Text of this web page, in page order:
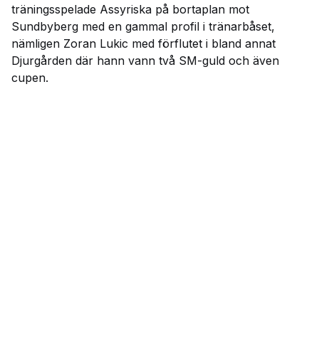
träningsspelade Assyriska på bortaplan mot
Sundbyberg med en gammal profil i tränarbåset,
nämligen Zoran Lukic med förflutet i bland annat
Djurgården där hann vann två SM-guld och även
cupen.